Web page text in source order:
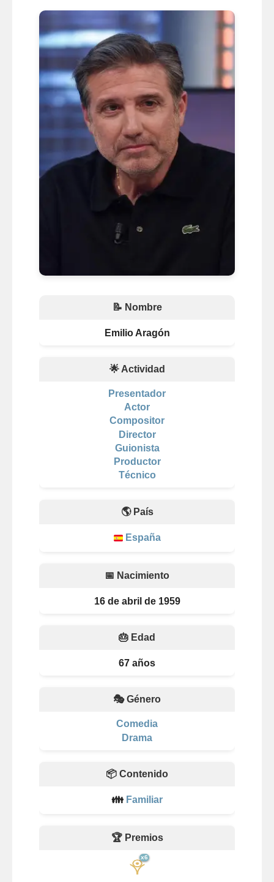
📝 Nombre
Emilio Aragón
🌟 Actividad
Presentador
Actor
Compositor
Director
Guionista
Productor
Técnico
🌎 País
España
📅 Nacimiento
16 de abril de 1959
🎂 Edad
67 años
🎭 Género
Comedia
Drama
📦 Contenido
👪 Familiar
🏆 Premios
x6